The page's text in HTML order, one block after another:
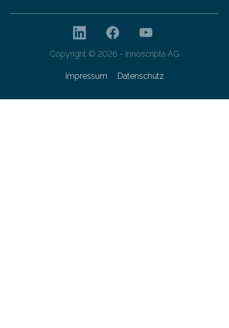
Copyright © 2026 - innoscripta AG
Impressum Datenschutz